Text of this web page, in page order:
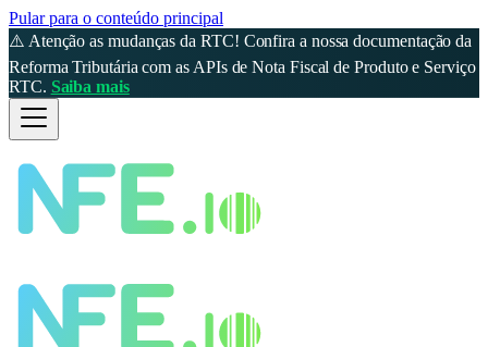
Pular para o conteúdo principal
⚠️ Atenção as mudanças da RTC! Confira a nossa documentação da
Reforma Tributária com as APIs de Nota Fiscal de Produto e Serviço
RTC. Saiba mais